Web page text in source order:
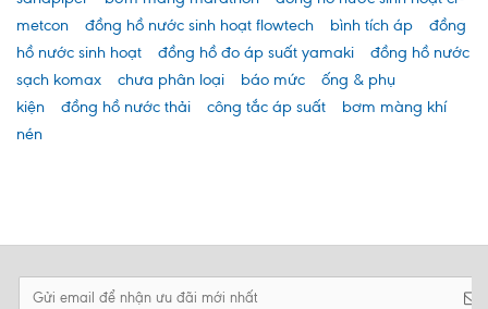
metcon
đồng hồ nước sinh hoạt flowtech bình tích áp
đồng
hồ nước sinh hoạt
đồng hồ đo áp suất yamaki
đồng hồ nước
sạch komax
chưa phân loại báo mức
ống & phụ
kiện
đồng hồ nước thải công tắc áp suất
bơm màng khí
nén